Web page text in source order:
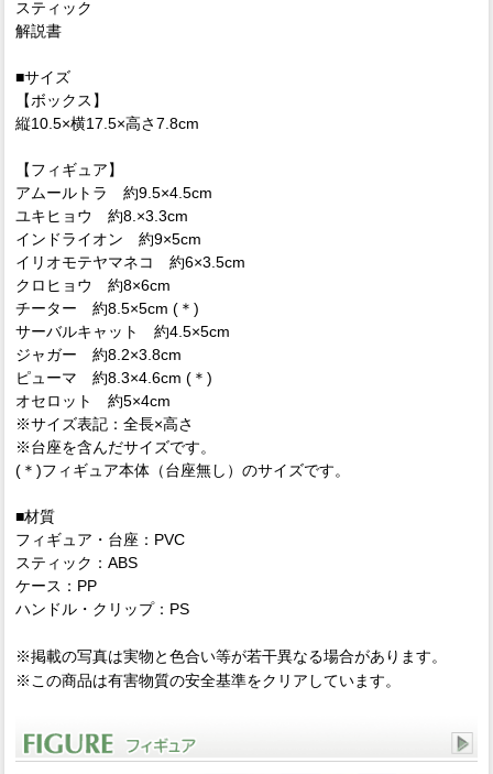
スティック
解説書
■サイズ
【ボックス】
縦10.5×横17.5×高さ7.8cm
【フィギュア】
アムールトラ 約9.5×4.5cm
ユキヒョウ 約8.×3.3cm
インドライオン 約9×5cm
イリオモテヤマネコ 約6×3.5cm
クロヒョウ 約8×6cm
チーター 約8.5×5cm (＊)
サーバルキャット 約4.5×5cm
ジャガー 約8.2×3.8cm
ピューマ 約8.3×4.6cm (＊)
オセロット 約5×4cm
※サイズ表記：全長×高さ
※台座を含んだサイズです。
(＊)フィギュア本体（台座無し）のサイズです。
■材質
フィギュア・台座：PVC
スティック：ABS
ケース：PP
ハンドル・クリップ：PS
※掲載の写真は実物と色合い等が若干異なる場合があります。
※この商品は有害物質の安全基準をクリアしています。